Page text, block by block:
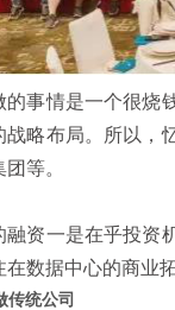
的事情是一个很烧
战略布局。所以，
等。
融资一是在乎投资
在数据中心的商业
传统公司